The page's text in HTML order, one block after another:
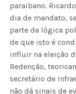
paraibano.
dia de mandato,
parte da lógica
de que isto é
influir na eleição
Redenção,
secretário de
não dá sinais de